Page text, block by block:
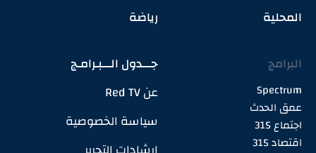
المحلية
رياضة
البرامج
Spectrum
عمق الحدث
اجتماع 315
اقتصاد 315
جـــدول الـــبـرامـج
عن Red TV
سياسة الخصوصية